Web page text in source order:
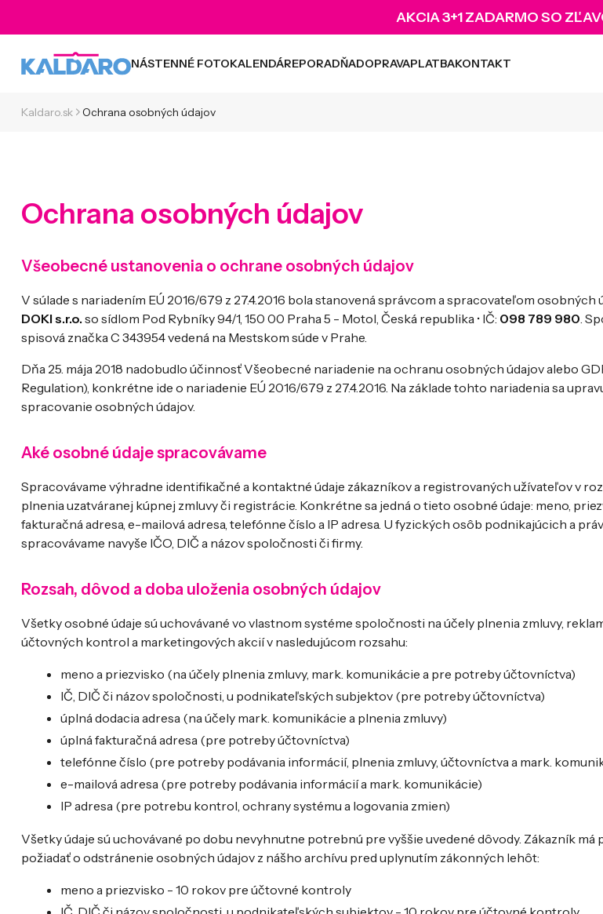
AKCIA 3+1 ZADARMO SO
NÁSTENNÉ FOTOKALENDÁREPORADŇADOPRAVAPLATBAKONTAKT
Kaldaro.sk Ochrana osobných údajov
Ochrana osobných údajov
Všeobecné ustanovenia o ochrane osobných údajov
V súlade s nariadením EÚ 2016/679 z 27.4.2016 bola stanovená správcom a spracovateľom
DOKI s.r.o. so sídlom Pod Rybníky 94/1, 150 00 Praha 5 - Motol, Česká republika • IČ: 098 789 980.
spisová značka C 343954 vedená na Mestskom súde v Prahe.
Dňa 25. mája 2018 nadobudlo účinnosť Všeobecné nariadenie na ochranu osobných údajov alebo
Regulation), konkrétne ide o nariadenie EÚ 2016/679 z 27.4.2016. Na základe tohto nariadenia sa
spracovanie osobných údajov.
Aké osobné údaje spracovávame
Spracovávame výhradne identifikačné a kontaktné údaje zákazníkov a registrovaných užívateľov v
plnenia uzatváranej kúpnej zmluvy či registrácie. Konkrétne sa jedná o tieto osobné údaje: meno,
fakturačná adresa, e-mailová adresa, telefónne číslo a IP adresa. U fyzických osôb podnikajúcich a
spracovávame navyše IČO, DIČ a názov spoločnosti či firmy.
Rozsah, dôvod a doba uloženia osobných údajov
Všetky osobné údaje sú uchovávané vo vlastnom systéme spoločnosti na účely plnenia zmluvy,
účtovných kontrol a marketingových akcií v nasledujúcom rozsahu:
meno a priezvisko (na účely plnenia zmluvy, mark. komunikácie a pre potreby účtovníctva)
IČ, DIČ či názov spoločnosti, u podnikateľských subjektov (pre potreby účtovníctva)
úplná dodacia adresa (na účely mark. komunikácie a plnenia zmluvy)
úplná fakturačná adresa (pre potreby účtovníctva)
telefónne číslo (pre potreby podávania informácií, plnenia zmluvy, účtovníctva a mark.
e-mailová adresa (pre potreby podávania informácií a mark. komunikácie)
IP adresa (pre potrebu kontrol, ochrany systému a logovania zmien)
Všetky údaje sú uchovávané po dobu nevyhnutne potrebnú pre vyššie uvedené dôvody. Zákazník
požiadať o odstránenie osobných údajov z nášho archívu pred uplynutím zákonných lehôt:
meno a priezvisko - 10 rokov pre účtovné kontroly